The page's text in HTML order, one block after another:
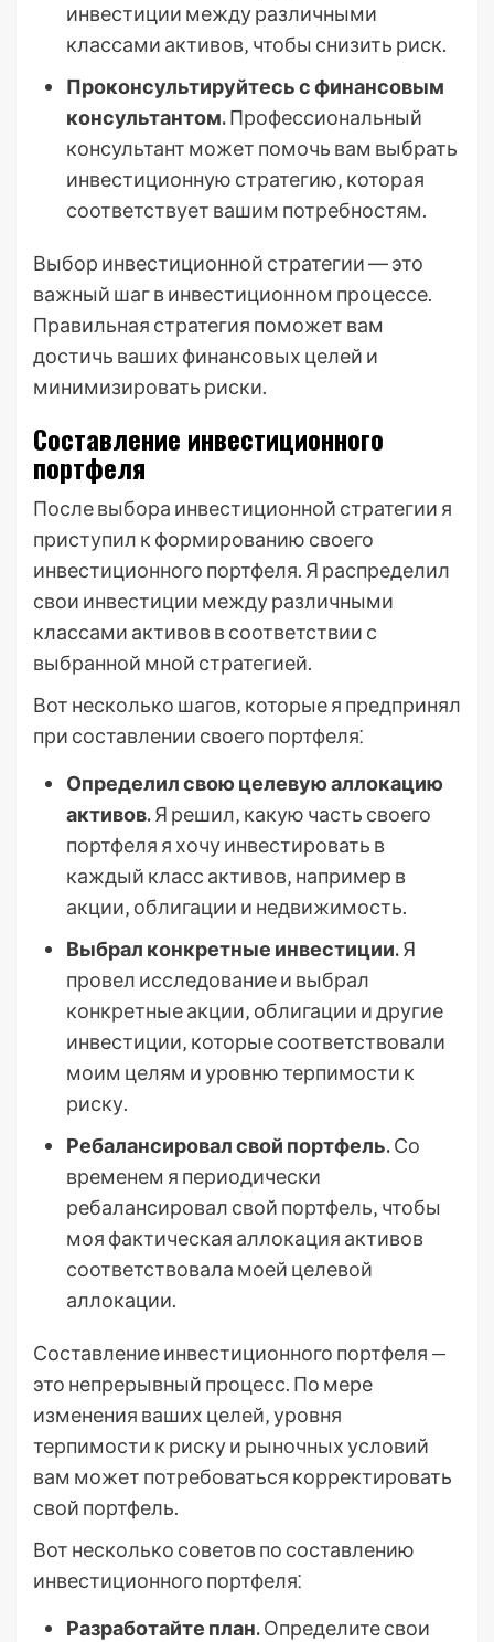
инвестиции между различными
классами активов‚ чтобы снизить риск.
Проконсультируйтесь с финансовым
консультантом.Профессиональный
консультант может помочь вам выбрать
инвестиционную стратегию‚ которая
соответствует вашим потребностям.
Выбор инвестиционной стратегии ― это
важный шаг в инвестиционном процессе.
Правильная стратегия поможет вам
достичь ваших финансовых целей и
минимизировать риски.
Составление инвестиционного
портфеля
После выбора инвестиционной стратегии я
приступил к формированию своего
инвестиционного портфеля. Я распределил
свои инвестиции между различными
классами активов в соответствии с
выбранной мной стратегией.
Вот несколько шагов‚ которые я предпринял
при составлении своего портфеля⁚
Определил свою целевую аллокацию
активов.Я решил‚ какую часть своего
портфеля я хочу инвестировать в
каждый класс активов‚ например в
акции‚ облигации и недвижимость.
Выбрал конкретные инвестиции.Я
провел исследование и выбрал
конкретные акции‚ облигации и другие
инвестиции‚ которые соответствовали
моим целям и уровню терпимости к
риску.
Ребалансировал свой портфель.Со
временем я периодически
ребалансировал свой портфель‚ чтобы
моя фактическая аллокация активов
соответствовала моей целевой
аллокации.
Составление инвестиционного портфеля —
это непрерывный процесс. По мере
изменения ваших целей‚ уровня
терпимости к риску и рыночных условий
вам может потребоваться корректировать
свой портфель.
Вот несколько советов по составлению
инвестиционного портфеля⁚
Разработайте план.Определите свои